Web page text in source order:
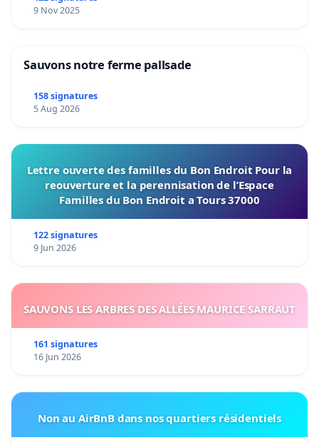
9 Nov 2025
Sauvons notre ferme pallsade
158 signatures
5 Aug 2026
Lettre ouverte des familles du Bon Endroit Pour la
reouverture et la perennisation de l’Espace
Familles du Bon Endroit a Tours 37000
122 signatures
9 Jun 2026
SAUVONS LES ARBRES DES ALLÉES MAURICE SARRAUT
161 signatures
16 Jun 2026
Non au AirBnB dans nos quartiers résidentiels